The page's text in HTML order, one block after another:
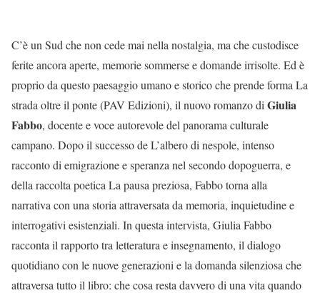
C’è un Sud che non cede mai nella nostalgia, ma che custodisce
ferite ancora aperte, memorie sommerse e domande irrisolte. Ed è
proprio da questo paesaggio umano e storico che prende forma La
strada oltre il ponte (PAV Edizioni), il nuovo romanzo di Giulia
Fabbo, docente e voce autorevole del panorama culturale
campano. Dopo il successo de L’albero di nespole, intenso
racconto di emigrazione e speranza nel secondo dopoguerra, e
della raccolta poetica La pausa preziosa, Fabbo torna alla
narrativa con una storia attraversata da memoria, inquietudine e
interrogativi esistenziali. In questa intervista, Giulia Fabbo
racconta il rapporto tra letteratura e insegnamento, il dialogo
quotidiano con le nuove generazioni e la domanda silenziosa che
attraversa tutto il libro: che cosa resta davvero di una vita quando